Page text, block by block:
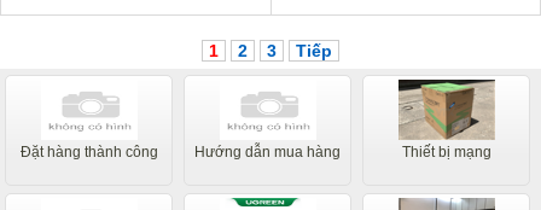
1 2 3 Tiếp
Đặt hàng thành công Hướng dẫn mua hàng Thiết bị mạng